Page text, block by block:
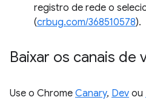
registro de rede o
(crbug.com/368510578).
Baixar os canais de
Use o Chrome Canary, Dev ou